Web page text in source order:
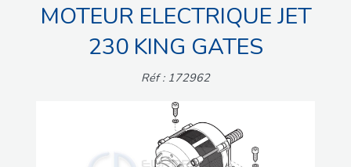
MOTORISATIONS
ACCESSOIRES ET ELECTRONIQUES
INTERPHONES VISIOPHONES
MOTEUR ELECTRIQUE JET
230 KING GATES
Réf : 172962